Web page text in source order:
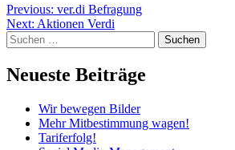
Beitragsnavigation
Previous: ver.di Befragung
Next: Aktionen Verdi
Suchen
nach:
Neueste Beiträge
Wir bewegen Bilder
Mehr Mitbestimmung wagen!
Tariferfolg!